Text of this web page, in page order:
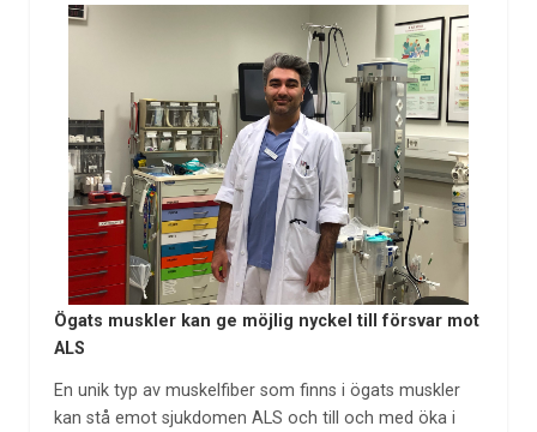
Ögats muskler kan ge möjlig nyckel till försvar mot
ALS
En unik typ av muskelfiber som finns i ögats muskler
kan stå emot sjukdomen ALS och till och med öka i